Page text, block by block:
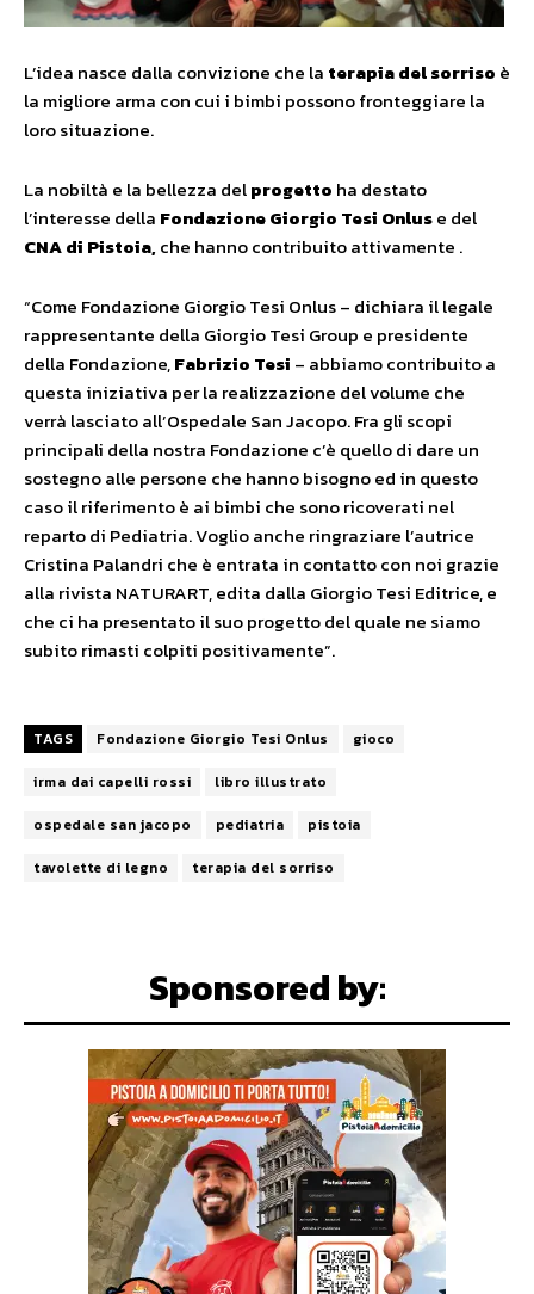
L’idea nasce dalla convizione che la terapia del sorriso è
la migliore arma con cui i bimbi possono fronteggiare la
loro situazione.
La nobiltà e la bellezza delprogetto ha destato
l’interesse della Fondazione Giorgio Tesi Onluse del
CNA di Pistoia,che hanno contribuito attivamente .
“Come Fondazione Giorgio Tesi Onlus – dichiara il legale
rappresentante della Giorgio Tesi Group e presidente
della Fondazione,Fabrizio Tesi – abbiamo contribuito a
questa iniziativa per la realizzazione del volume che
verrà lasciato all’Ospedale San Jacopo. Fra gli scopi
principali della nostra Fondazione c’è quello di dare un
sostegno alle persone che hanno bisogno ed in questo
caso il riferimento è ai bimbi che sono ricoverati nel
reparto di Pediatria. Voglio anche ringraziare l’autrice
Cristina Palandri che è entrata in contatto con noi grazie
alla rivista NATURART, edita dalla Giorgio Tesi Editrice, e
che ci ha presentato il suo progetto del quale ne siamo
subito rimasti colpiti positivamente”.
TAGS Fondazione Giorgio Tesi Onlus
gioco
irma dai capelli rossi
libro illustrato
ospedale san jacopo
pediatria
pistoia
tavolette di legno
terapia del sorriso
Sponsored by: